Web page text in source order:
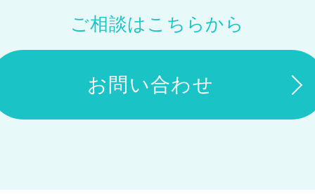
お問い合わせ